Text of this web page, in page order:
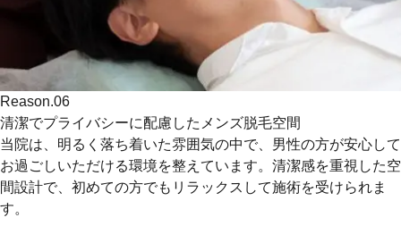
Reason.06
清潔でプライバシーに配慮したメンズ脱毛空間
当院は、 明るく落ち着いた雰囲気の中で、男性の方が安心して
お過ごしいただける環境を整えています。清潔感を重視した空
間設計で、初めての方でもリラックスして施術を受けられま
す。